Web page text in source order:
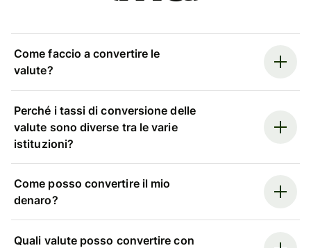
Come faccio a convertire le
valute?
Perché i tassi di conversione delle
valute sono diverse tra le varie
istituzioni?
Come posso convertire il mio
denaro?
Quali valute posso convertire con